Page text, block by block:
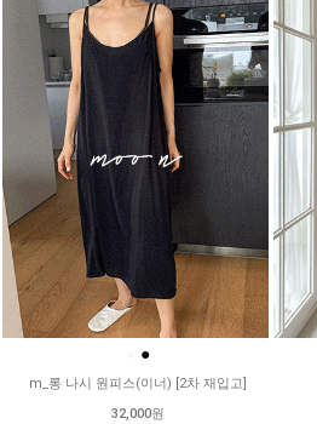
●
m_롱 나시 원피스(이너) [2차 재입고]
32,000원